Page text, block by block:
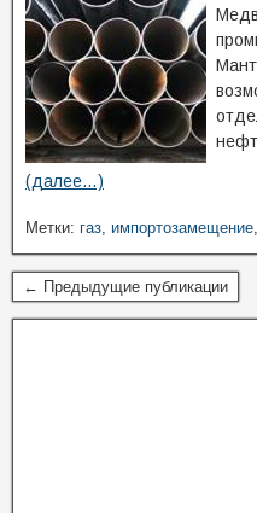
(далее…)
Метки: газ, импортозамещение,
← Предыдущие публикации